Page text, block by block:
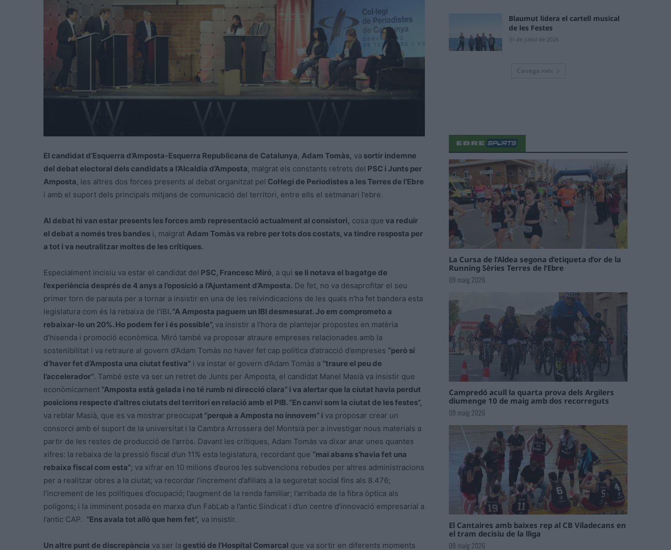
El candidat d’Esquerra d’Amposta-Esquerra Republicana de Catalunya, Adam Tomàs, va sortir indemne
del debat electoral dels candidats a l’Alcaldia d’Amposta, malgrat els constants retrets del PSC i Junts per
Amposta, les altres dos forces presents al debat organitzat pel Col·legi de Periodistes a les Terres de l’Ebre
i amb el suport dels principals mitjans de comunicació del territori, entre ells el setmanari l’ebre.
Al debat hi van estar presents les forces amb representació actualment al consistori, cosa que va reduir
el debat a només tres bandes i, malgrat Adam Tomàs va rebre per tots dos costats, va tindre resposta per
a tot i va neutralitzar moltes de les crítiques.
Especialment incisiu va estar el candidat del PSC, Francesc Miró, a qui se li notava el bagatge de
l’experiència després de 4 anys a l’oposició a l’Ajuntament d’Amposta. De fet, no va desaprofitar el seu
primer torn de paraula per a tornar a insistir en una de les reivindicacions de les quals n’ha fet bandera esta
legislatura com és la rebaixa de l’IBI. “A Amposta paguem un IBI desmesurat. Jo em comprometo a
rebaixar-lo un 20%. Ho podem fer i és possible”, va insistir a l’hora de plantejar propostes en matèria
d’hisenda i promoció econòmica. Miró també va proposar atraure empreses relacionades amb la
sostenibilitat i va retraure al govern d’Adam Tomàs no haver fet cap política d’atracció d’empreses “però sí
d’haver fet d’Amposta una ciutat festiva” i va instar el govern d’Adam Tomàs a “traure el peu de
l’accelerador”. També este va ser un retret de Junts per Amposta, el candidat Manel Masià va insistir que
econòmicament “Amposta està gelada i no té rumb ni direcció clara” i va alertar que la ciutat havia perdut
posicions respecte d’altres ciutats del territori en relació amb el PIB. “En canvi som la ciutat de les festes”,
va reblar Masià, que es va mostrar preocupat “perquè a Amposta no innovem” i va proposar crear un
consorci amb el suport de la universitat i la Cambra Arrossera del Montsià per a investigar nous materials a
partir de les restes de producció de l’arròs. Davant les crítiques, Adam Tomàs va dixar anar unes quantes
xifres: la rebaixa de la pressió fiscal d’un 11% esta legislatura, recordant que “mai abans s’havia fet una
rebaixa fiscal com esta”; va xifrar en 10 milions d’euros les subvencions rebudes per altres administracions
per a realitzar obres a la ciutat; va recordar l’increment d’afiliats a la seguretat social fins als 8.476;
l’increment de les polítiques d’ocupació; l’augment de la renda familiar; l’arribada de la fibra òptica als
polígons; i la imminent posada en marxa d’un FabLab a l’antic Sindicat i d’un centre d’innovació empresarial a
l’antic CAP. “Ens avala tot allò que hem fet”, va insistir.
Un altre punt de discrepància va ser la gestió de l’Hospital Comarcal que va sortir en diferents moments
Blaumut lidera el cartell musical
de les Festes
31 de juliol de 2026
Carrega més
La Cursa de l’Aldea segona d’etiqueta d’or de la
Running Sèries Terres de l’Ebre
09 maig 2026
Campredó acull la quarta prova dels Argilers
diumenge 10 de maig amb dos recorreguts
09 maig 2026
El Cantaires amb baixes rep al CB Viladecans en
el tram decisiu de la lliga
09 maig 2026